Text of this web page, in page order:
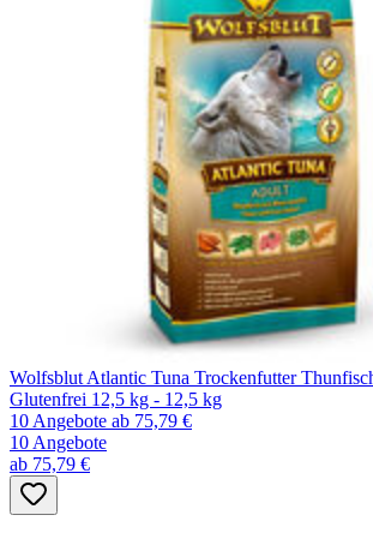
Wolfsblut Atlantic Tuna Trockenfutter
Glutenfrei 12,5 kg - 12,5 kg
10 Angebote ab 75,79 €
10 Angebote
ab 75,79 €